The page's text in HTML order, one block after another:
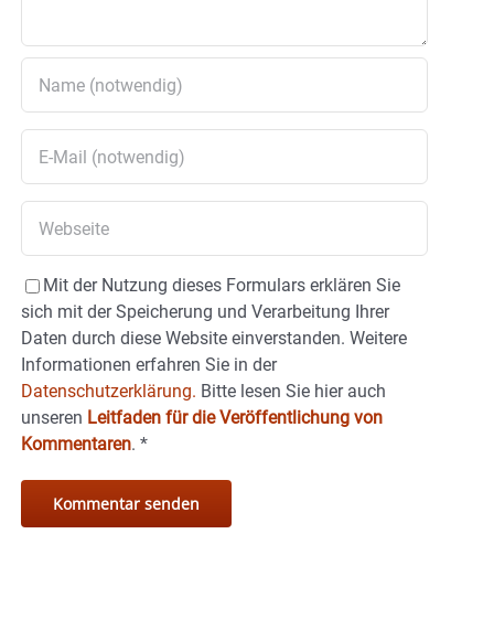
Mit der Nutzung dieses Formulars erklären Sie
sich mit der Speicherung und Verarbeitung Ihrer
Daten durch diese Website einverstanden. Weitere
Informationen erfahren Sie in der
Datenschutzerklärung. Bitte lesen Sie hier auch
unseren Leitfaden für die Veröffentlichung von
Kommentaren. *